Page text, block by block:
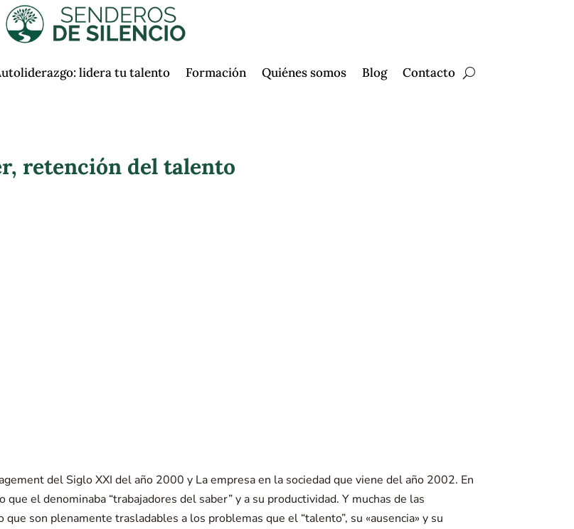
lidera tu talento Formación Quiénes somos Blog Contacto
retención del talento
del Siglo XXI del año 2000 y La empresa en la sociedad que viene del año 2002. En
el denominaba “trabajadores del saber” y a su productividad. Y muchas de las
son plenamente trasladables a los problemas que el “talento”, su «ausencia» y su